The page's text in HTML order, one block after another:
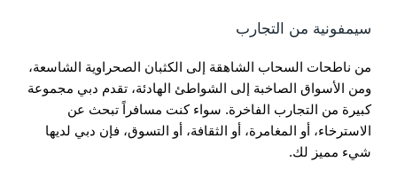
سيمفونية من التجارب
من ناطحات السحاب الشاهقة إلى الكثبان الصحراوية الشاسعة،
ومن الأسواق الصاخبة إلى الشواطئ الهادئة، تقدم دبي مجموعة
كبيرة من التجارب الفاخرة. سواء كنت مسافراً تبحث عن
الاسترخاء، أو المغامرة، أو الثقافة، أو التسوق، فإن دبي لديها
شيء مميز لك.